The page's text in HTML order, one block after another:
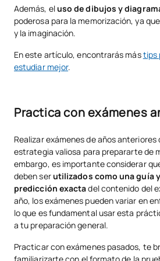
Además, eluso de dibujos y
poderosa para la memorización, ya
y la imaginación.
En este artículo, encontrarás mástips
estudiar mejor.
Practica con exámenes
Realizar exámenes de años
estrategia valiosa para prepararte de
embargo, es importante considerar
deben serutilizados como una guía
predicción exactadel contenido del
año, los exámenes pueden variar en
lo que es fundamental usar esta
a tu preparación general.
Practicar con exámenes pasados, te